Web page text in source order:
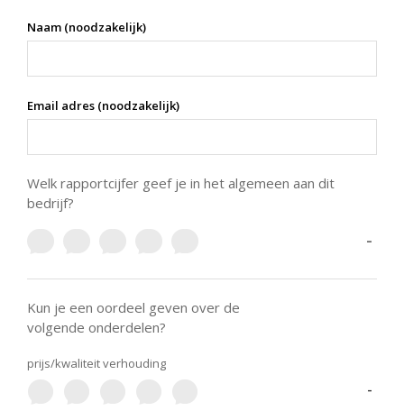
Naam (noodzakelijk)
Email adres (noodzakelijk)
Welk rapportcijfer geef je in het algemeen aan dit
bedrijf?
-
Kun je een oordeel geven over de
volgende onderdelen?
prijs/kwaliteit verhouding
-